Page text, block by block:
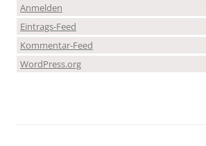
Anmelden
Eintrags-Feed
Kommentar-Feed
WordPress.org